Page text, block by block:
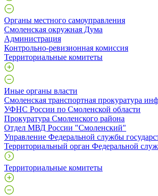
Органы местного самоуправления
Смоленская окружная Дума
Администрация
Контрольно-ревизионная комиссия
Территориальные комитеты
Иные органы власти
Смоленская транспортная прокуратура
УФНС России по Смоленской области
Прокуратура Смоленского района
Отдел МВД России "Смоленский"
Управление Федеральной службы
Территориальный орган Федеральной
Территориальные комитеты